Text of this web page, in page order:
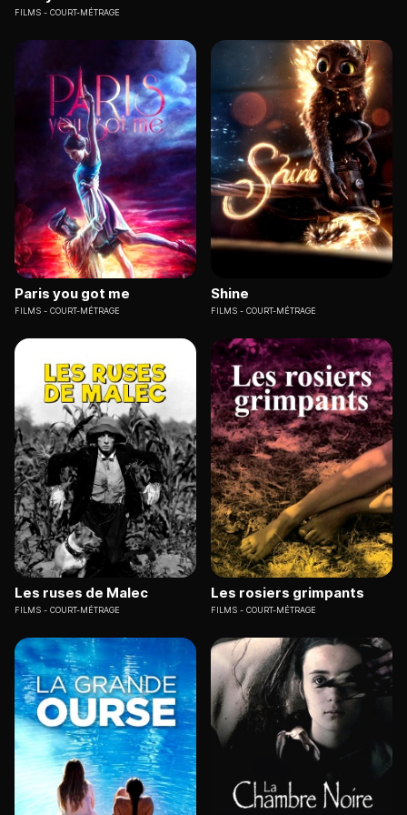
FILMS COURT-MÉTRAGE
Paris you got me
FILMS COURT-MÉTRAGE
Shine
FILMS COURT-MÉTRAGE
Les ruses de Malec
FILMS COURT-MÉTRAGE
Les rosiers grimpants
FILMS COURT-MÉTRAGE